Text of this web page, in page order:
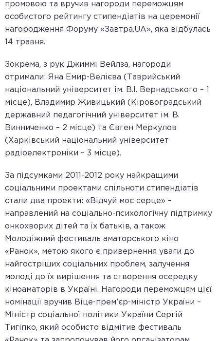
промовою та вручив нагороди переможцям
особистого рейтингу стипендіатів на церемонії
нагородження Форуму «Завтра.UA», яка відбулась
14 травня.
Зокрема, з рук Джиммі Вейлза, нагороди
отримали: Яна Емир-Велієва (Таврийський
національний університет ім. В.І. Вернадського – 1
місце), Владимир Живицький (Кіровоградський
державний педагогічний університет ім. В.
Винниченко – 2 місце) та Євген Меркулов
(Харківський національний університет
радіоелектроніки – 3 місце).
За підсумками 2011-2012 року найкращими
соціальними проектами спільноти стипендіатів
стали два проекти: «Відчуй моє серце» –
направлений на соціально-психологічну підтримку
онкохворих дітей та їх батьків, а також
Молодіжний фестиваль аматорського кіно
«Ранок», метою якого є привернення уваги до
найгостріших соціальних проблем, залучення
молоді до їх вирішення та створення осередку
кіноаматорів в Україні. Нагороди переможцям цієї
номінації вручив Віце-прем’єр-міністр України –
Міністр соціальної політики України Сергій
Тигіпко, який особисто відмітив фестиваль